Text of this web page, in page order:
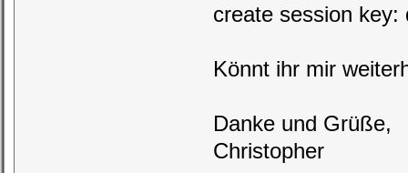
create session key:
Könnt ihr mir
Danke und Grüße,
Christopher